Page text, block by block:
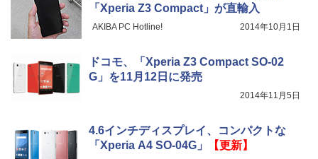
「Xperia Z3 Compact」が直輸入
AKIBA PC Hotline! 2014年10月1日
ドコモ、「Xperia Z3 Compact SO-02
G」を11月12日に発売
2014年11月5日
4.6インチディスプレイ、コンパクトな
「Xperia A4 SO-04G」
【更新】